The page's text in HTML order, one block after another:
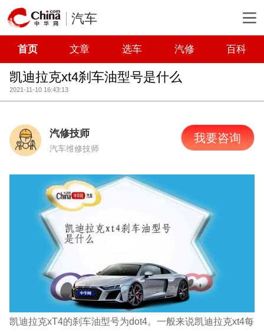
汽车
首页 文章 选车 汽修 百科
凯迪拉克xt4刹车油型号是什么
2021-11-10 16:43:13
汽修技师
汽车维修技师
我要咨询
凯迪拉克xT4的刹车油型号为dot4。一般来说凯迪拉克xt4每